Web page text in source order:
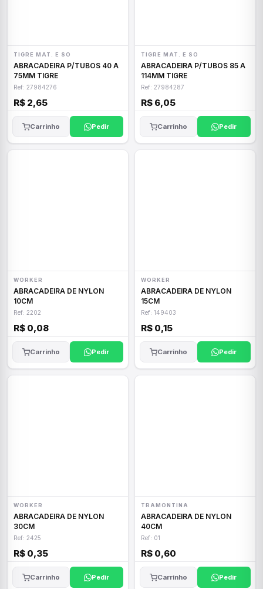
TIGRE MAT. E SO
ABRACADEIRA P/TUBOS 40 A
75MM TIGRE
Ref: 27984276
R$ 2,65
Carrinho Pedir
TIGRE MAT. E SO
ABRACADEIRA P/TUBOS 85 A
114MM TIGRE
Ref: 27984287
R$ 6,05
Carrinho Pedir
WORKER
ABRACADEIRA DE NYLON
10CM
Ref: 2202
R$ 0,08
Carrinho Pedir
WORKER
ABRACADEIRA DE NYLON
15CM
Ref: 149403
R$ 0,15
Carrinho Pedir
WORKER
ABRACADEIRA DE NYLON
30CM
Ref: 2425
R$ 0,35
Carrinho Pedir
TRAMONTINA
ABRACADEIRA DE NYLON
40CM
Ref: 01
R$ 0,60
Carrinho Pedir